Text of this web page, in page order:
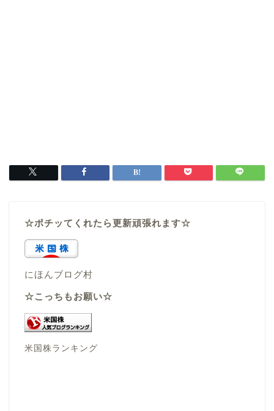
☆ポチッてくれたら更新頑張れます☆
にほんブログ村
☆こっちもお願い☆
米国株ランキング